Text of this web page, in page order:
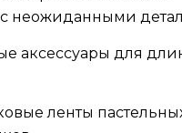
с неожиданными
аксессуары для
ленты